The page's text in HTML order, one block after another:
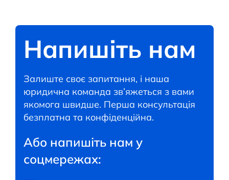
Напишіть нам
Залиште своє запитання, і наша
юридична команда зв’яжеться з вами
якомога швидше. Перша консультація
безплатна та конфіденційна.
Або напишіть нам у
соцмережах: